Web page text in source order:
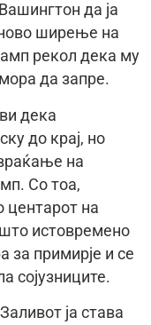
да ја
ширење на
рекол дека му
да запре.
дека
до крај, но
на
Со тоа,
центарот на
истовремено
за примирје и се
сојузниците.
ја става